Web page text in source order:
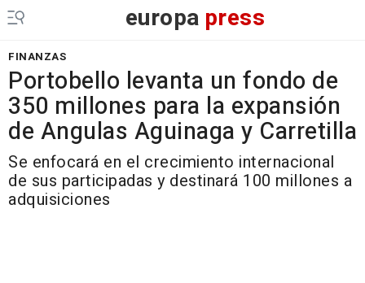
europa press
FINANZAS
Portobello levanta un fondo de
350 millones para la expansión
de Angulas Aguinaga y Carretilla
Se enfocará en el crecimiento internacional
de sus participadas y destinará 100 millones a
adquisiciones